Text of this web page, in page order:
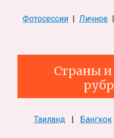
Фотосессии| Личное|
Страны и
Таиланд| Бангкок